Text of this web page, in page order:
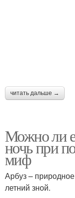
читать дальше →
Можно ли
ночь при
миф
Арбуз –
летний зной.